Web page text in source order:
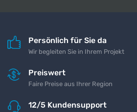
Persönlich für Sie da
Wir begleiten Sie in Ihrem Projekt
Preiswert
Faire Preise aus Ihrer Region
12/5 Kundensupport